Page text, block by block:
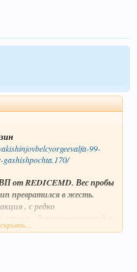
99-
от REDICEMD. Вес пробы
превратился в жесть.
, с редко
. Легкорстворяемый в
прозрачным.